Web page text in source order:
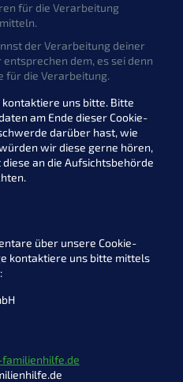
für die Verarbeitung
der Verarbeitung deiner
dem, es sei denn
für die Verarbeitung.
kontaktiere uns bitte. Bitte
am Ende dieser Cookie-
darüber hast, wie
wir diese gerne hören,
an die Aufsichtsbehörde
über unsere Cookie-
kontaktiere uns bitte mittels